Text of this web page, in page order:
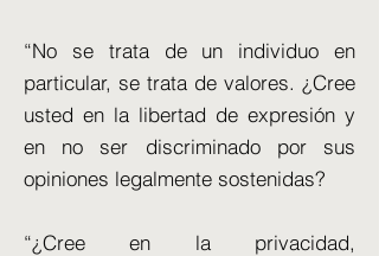
“No se trata de un individuo en
particular, se trata de valores. ¿Cree
usted en la libertad de expresión y
en no ser discriminado por sus
opiniones legalmente sostenidas?
“¿Cree en la privacidad,